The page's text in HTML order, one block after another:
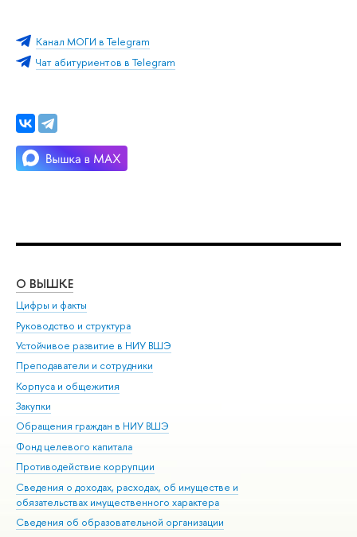
Канал МОГИ в Telegram
Чат абитуриентов в Telegram
О ВЫШКЕ
Цифры и факты
Руководство и структура
Устойчивое развитие в НИУ ВШЭ
Преподаватели и сотрудники
Корпуса и общежития
Закупки
Обращения граждан в НИУ ВШЭ
Фонд целевого капитала
Противодействие коррупции
Сведения о доходах, расходах, об имуществе и
обязательствах имущественного характера
Сведения об образовательной организации